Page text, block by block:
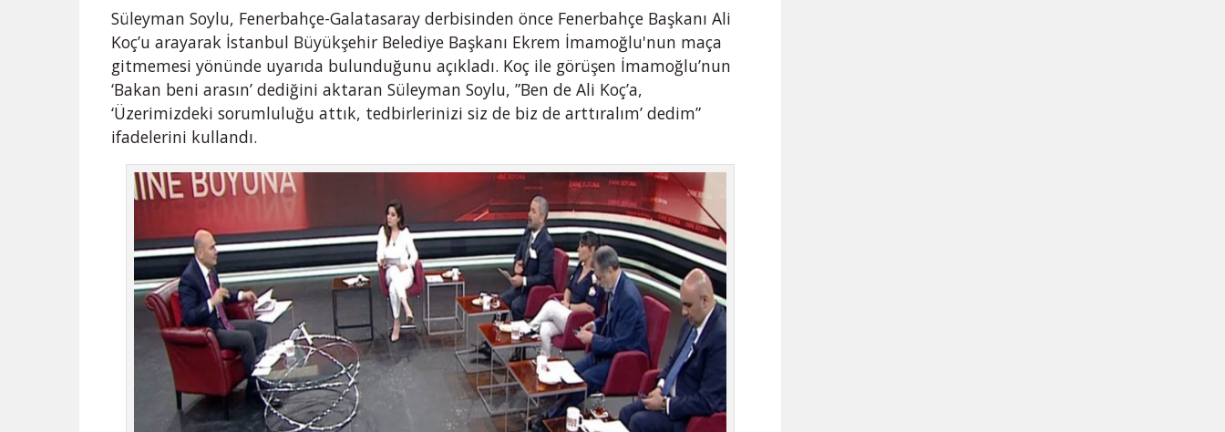
Süleyman Soylu, Fenerbahçe-Galatasaray derbisinden önce Fenerbahçe Başkanı Ali
Koç’u arayarak İstanbul Büyükşehir Belediye Başkanı Ekrem İmamoğlu'nun maça
gitmemesi yönünde uyarıda bulunduğunu açıkladı. Koç ile görüşen İmamoğlu’nun
‘Bakan beni arasın’ dediğini aktaran Süleyman Soylu, ”Ben de Ali Koç’a,
‘Üzerimizdeki sorumluluğu attık, tedbirlerinizi siz de biz de arttıralım’ dedim”
ifadelerini kullandı.